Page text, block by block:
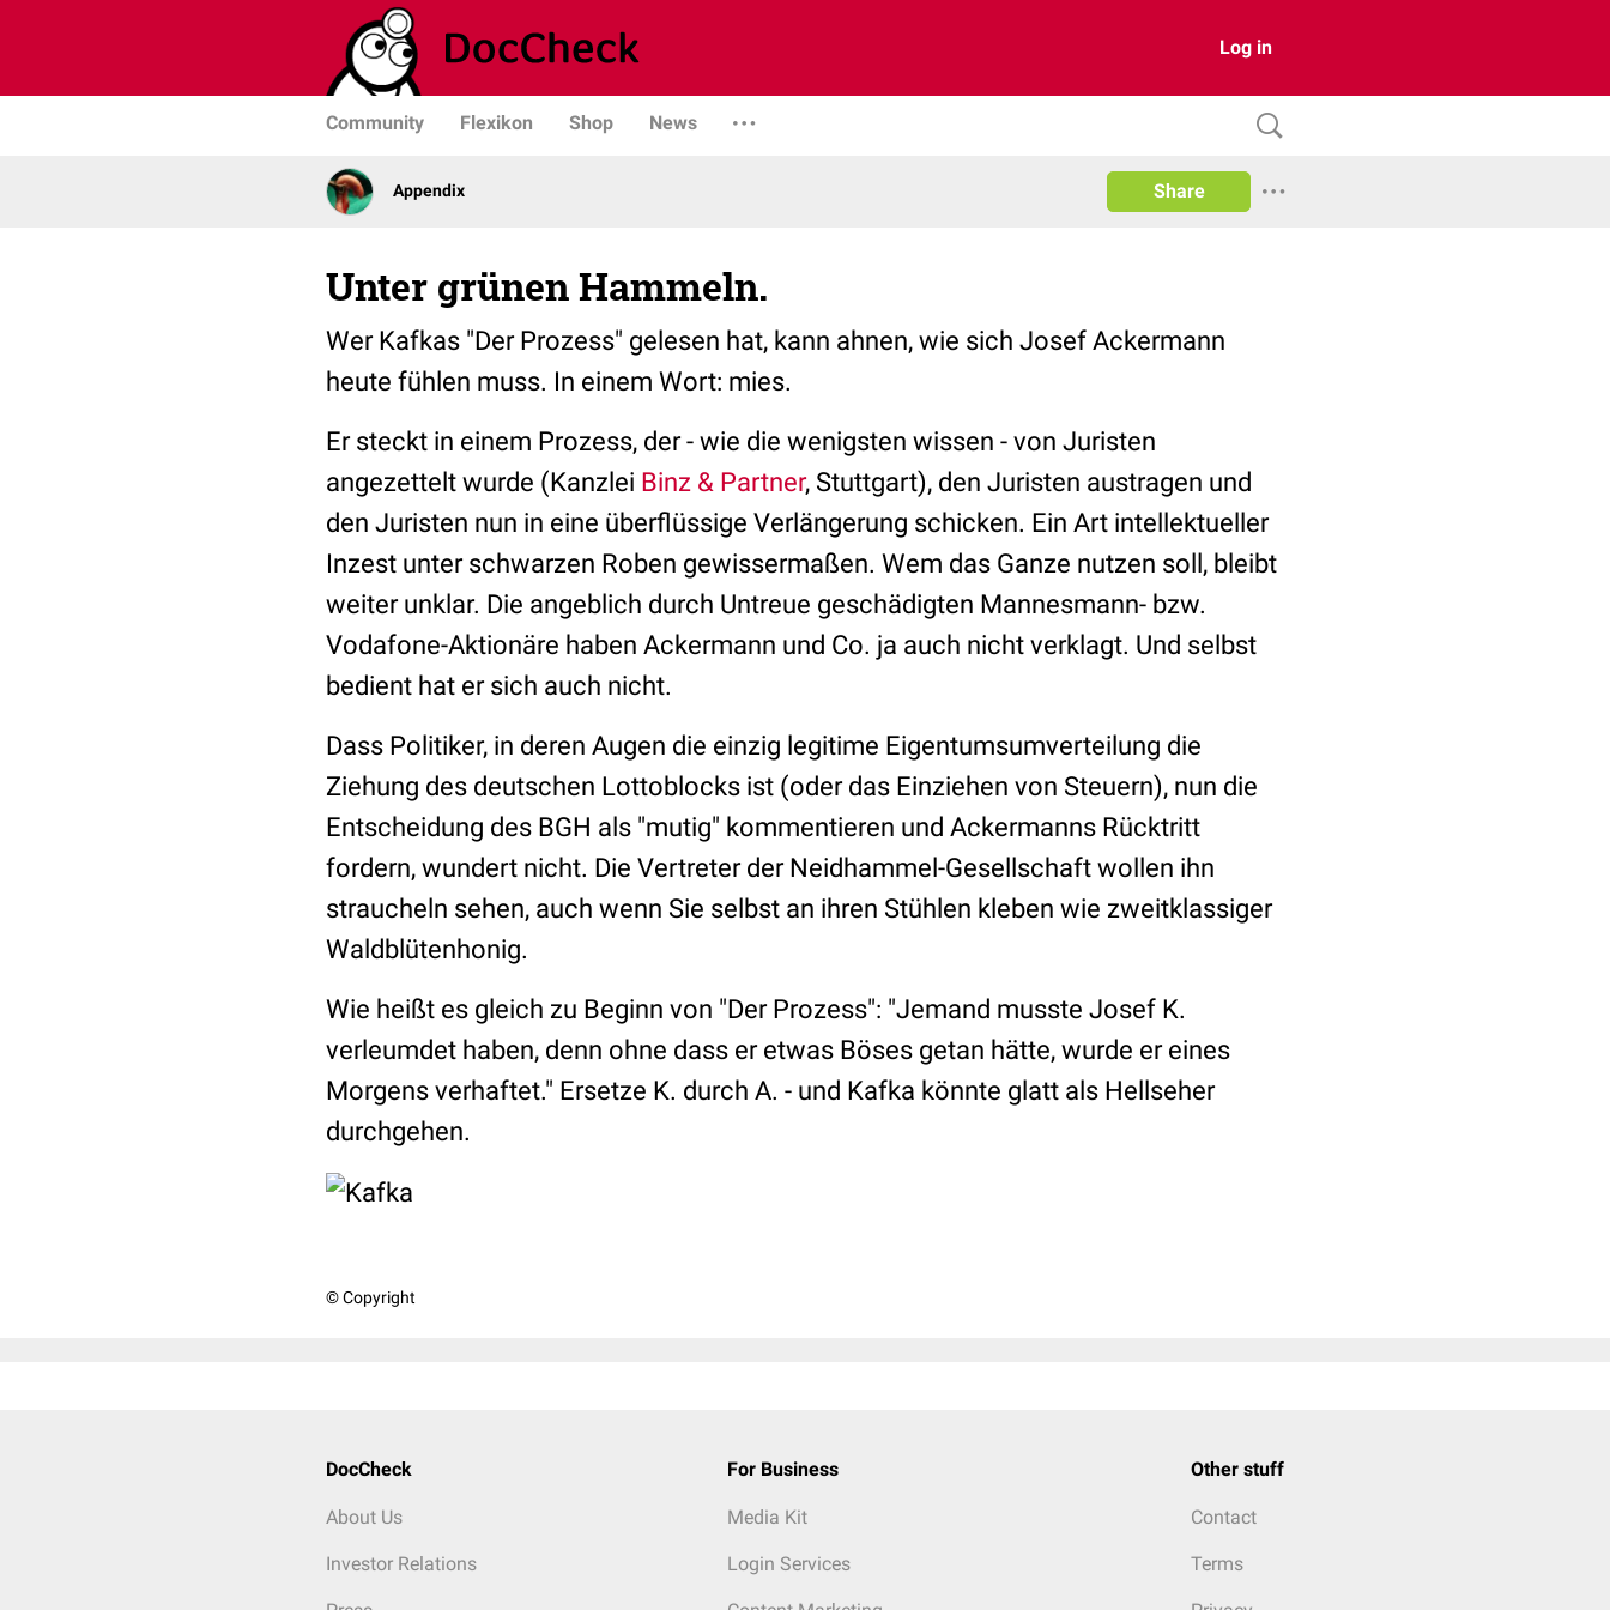
Log in
Community Flexikon Shop News
Appendix Share
Unter grünen Hammeln.
Wer Kafkas "Der Prozess" gelesen hat, kann ahnen, wie sich Josef Ackermann
heute fühlen muss. In einem Wort: mies.
Er steckt in einem Prozess, der - wie die wenigsten wissen - von Juristen
angezettelt wurde (Kanzlei Binz & Partner, Stuttgart), den Juristen austragen und
den Juristen nun in eine überflüssige Verlängerung schicken. Ein Art intellektueller
Inzest unter schwarzen Roben gewissermaßen. Wem das Ganze nutzen soll, bleibt
weiter unklar. Die angeblich durch Untreue geschädigten Mannesmann- bzw.
Vodafone-Aktionäre haben Ackermann und Co. ja auch nicht verklagt. Und selbst
bedient hat er sich auch nicht.
Dass Politiker, in deren Augen die einzig legitime Eigentumsumverteilung die
Ziehung des deutschen Lottoblocks ist (oder das Einziehen von Steuern), nun die
Entscheidung des BGH als "mutig" kommentieren und Ackermanns Rücktritt
fordern, wundert nicht. Die Vertreter der Neidhammel-Gesellschaft wollen ihn
straucheln sehen, auch wenn Sie selbst an ihren Stühlen kleben wie zweitklassiger
Waldblütenhonig.
Wie heißt es gleich zu Beginn von "Der Prozess": "Jemand musste Josef K.
verleumdet haben, denn ohne dass er etwas Böses getan hätte, wurde er eines
Morgens verhaftet." Ersetze K. durch A. - und Kafka könnte glatt als Hellseher
durchgehen.
© Copyright
DocCheck
About Us
Investor Relations
For Business
Media Kit
Login Services
Other stuff
Contact
Terms